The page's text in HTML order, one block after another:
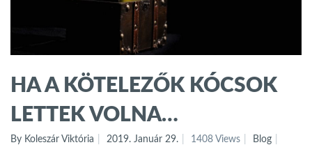
HA A KÖTELEZŐK KÓCSOK
LETTEK VOLNA…
By Koleszár Viktória 2019. Január 29. 1408 Views
Blog